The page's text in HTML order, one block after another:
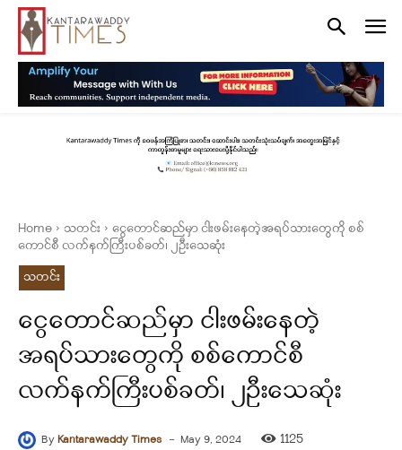
Home သတင်း
ငွေတောင်ဆည်မှာ ငါးဖမ်းနေတဲ့အရပ်သားတွေကို စစ်
ကောင်စီ လက်နက်ကြီးပစ်ခတ်၊ ၂ဦးသေဆုံး
သတင်း
ငွေတောင်ဆည်မှာ ငါးဖမ်းနေတဲ့
အရပ်သားတွေကို စစ်ကောင်စီ
လက်နက်ကြီးပစ်ခတ်၊ ၂ဦးသေဆုံး
ByKantarawaddy Times - May 9, 2024 1125